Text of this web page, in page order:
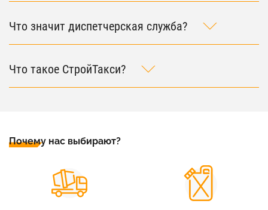
Что значит диспетчерская служба?
Что такое СтройТакси?
Почему нас выбирают?